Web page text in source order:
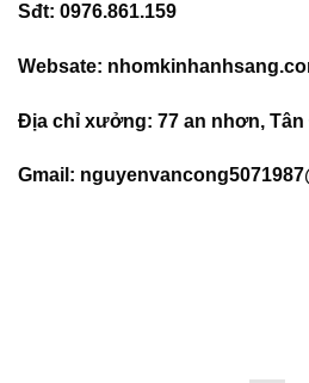
Sđt: 0976.861.159
Websate:
Địa chỉ xưởng: 77 an nhơn, Tân
Gmail: